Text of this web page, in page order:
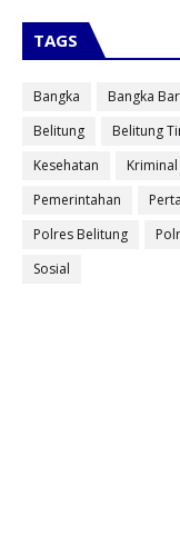
TAGS
Bangka Bangka
Belitung
Belitung
Kesehatan
Kriminal
Pemerintahan
Polres Belitung
Sosial